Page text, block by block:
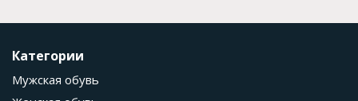
Категории
Мужская обувь